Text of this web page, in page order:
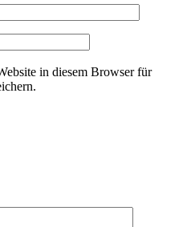
in diesem Browser für